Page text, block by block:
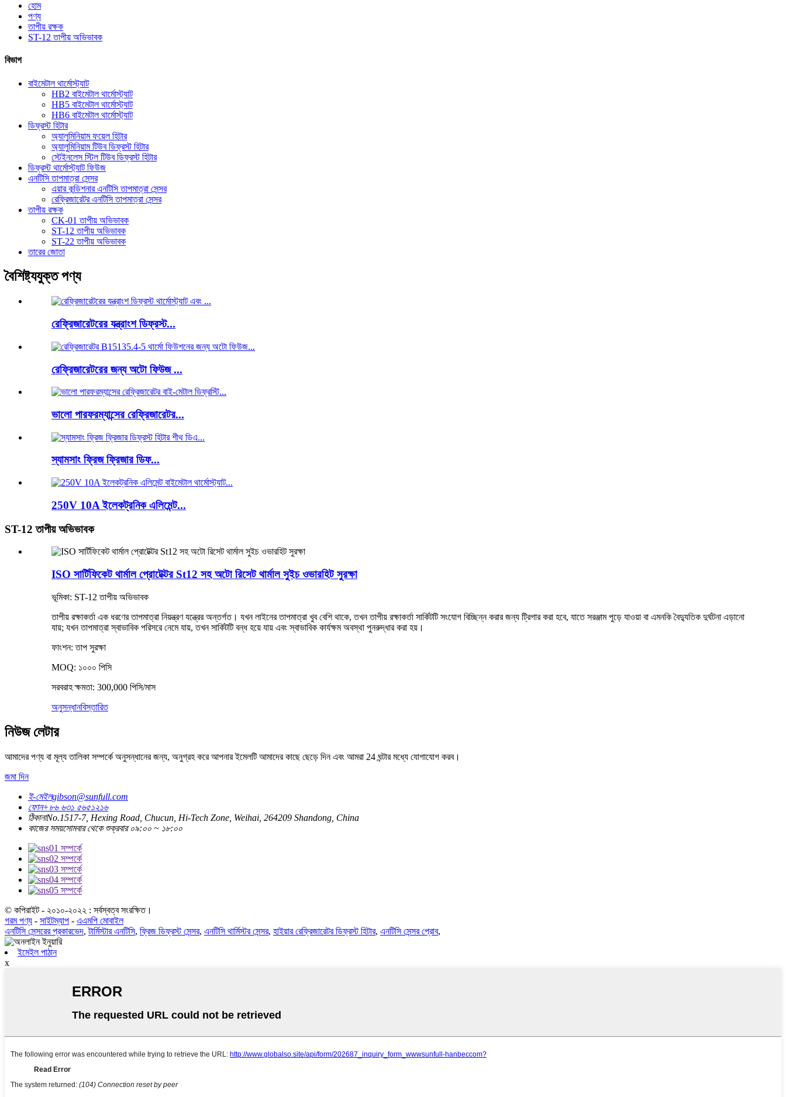
হোম
পণ্য
তাপীয় রক্ষক
ST-12 তাপীয় অভিভাবক
বিভাগ
বাইমেটাল থার্মোস্ট্যাট
HB2 বাইমেটাল থার্মোস্ট্যাট
HB5 বাইমেটাল থার্মোস্ট্যাট
HB6 বাইমেটাল থার্মোস্ট্যাট
ডিফ্রস্ট হিটার
অ্যালুমিনিয়াম ফয়েল হিটার
অ্যালুমিনিয়াম টিউব ডিফ্রস্ট হিটার
স্টেইনলেস স্টিল টিউব ডিফ্রস্ট হিটার
ডিফ্রস্ট থার্মোস্ট্যাট ফিউজ
এনটিসি তাপমাত্রা সেন্সর
এয়ার কন্ডিশনার এনটিসি তাপমাত্রা সেন্সর
রেফ্রিজারেটর এনটিসি তাপমাত্রা সেন্সর
তাপীয় রক্ষক
CK-01 তাপীয় অভিভাবক
ST-12 তাপীয় অভিভাবক
ST-22 তাপীয় অভিভাবক
তারের জোতা
বৈশিষ্ট্যযুক্ত পণ্য
রেফ্রিজারেটরের যন্ত্রাংশ ডিফ্রস্ট...
রেফ্রিজারেটরের জন্য অটো ফিউজ ...
ভালো পারফরম্যান্সের রেফ্রিজারেটর...
স্যামসাং ফ্রিজ ফ্রিজার ডিফ...
250V 10A ইলেকট্রনিক এলিমেন্ট...
ST-12 তাপীয় অভিভাবক
ISO সার্টিফিকেট থার্মাল প্রোটেক্টর St12 সহ অটো রিসেট থার্মাল সুইচ ওভারহিট সুরক্ষা
ভূমিকা: ST-12 তাপীয় অভিভাবক
তাপীয় রক্ষাকর্তা এক ধরণের তাপমাত্রা নিয়ন্ত্রণ যন্ত্রের অন্তর্গত। যখন লাইনের তাপমাত্রা খুব বেশি থাকে, তখন তাপীয় রক্ষাকর্তা সার্কিটটি সংযোগ বিচ্ছিন্ন করার জন্য ট্রিগার করা হবে, যাতে সরঞ্জাম পুড়ে যাওয়া বা এমনকি বৈদ্যুতিক দুর্ঘটনা এড়ানো
যায়; যখন তাপমাত্রা স্বাভাবিক পরিসরে নেমে যায়, তখন সার্কিটটি বন্ধ হয়ে যায় এবং স্বাভাবিক কার্যক্ষম অবস্থা পুনরুদ্ধার করা হয়।
ফাংশন: তাপ সুরক্ষা
MOQ: ১০০০ পিসি
সরবরাহ ক্ষমতা: 300,000 পিসি/মাস
অনুসন্ধানবিস্তারিত
নিউজ লেটার
আমাদের পণ্য বা মূল্য তালিকা সম্পর্কে অনুসন্ধানের জন্য, অনুগ্রহ করে আপনার ইমেলটি আমাদের কাছে ছেড়ে দিন এবং আমরা 24 ঘন্টার মধ্যে যোগাযোগ করব।
জমা দিন
ই-মেইলgibson@sunfull.com
ফোন+৮৬ ৬৩১ ৫৬৫১২১৬
ঠিকানাNo.1517-7, Hexing Road, Chucun, Hi-Tech Zone, Weihai, 264209 Shandong, China
কাজের সময়সোমবার থেকে শুক্রবার ০৯:০০ ~ ১৮:০০
© কপিরাইট - ২০১০-২০২২ : সর্বস্বত্ব সংরক্ষিত।
গরম পণ্য - সাইটম্যাপ - এএমপি মোবাইল
এনটিসি সেন্সরের প্রকারভেদ,টার্মিস্টার এনটিসি, ফ্রিজ ডিফ্রস্ট সেন্সর, এনটিসি থার্মিস্টর সেন্সর, হাইয়ার রেফ্রিজারেটর ডিফ্রস্ট হিটার, এনটিসি সেন্সর প্রোব,
ইমেইল পাঠান
x